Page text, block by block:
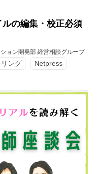
の編集・校正必須
ョン開発部 経営相談グループ
ング Netpress